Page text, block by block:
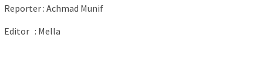
Reporter : Achmad Munif
Editor : Mella